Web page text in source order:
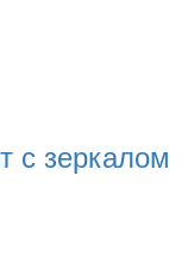
с зеркалом